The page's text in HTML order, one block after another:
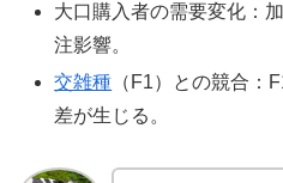
大口購入者の需要変化：
注影響。
交雑種 （F1）との競合：
差が生じる。